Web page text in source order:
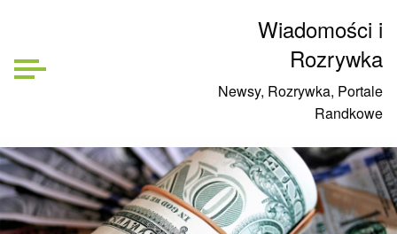
Wiadomości i
Rozrywka
Newsy, Rozrywka, Portale
Randkowe